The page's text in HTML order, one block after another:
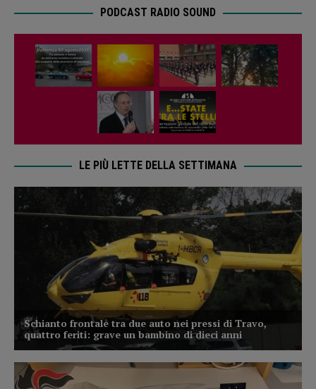
PODCAST RADIO SOUND
LE PIÙ LETTE DELLA SETTIMANA